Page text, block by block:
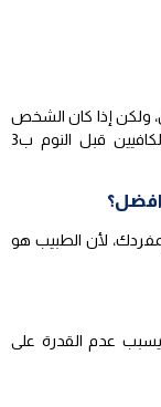
ولكن إذا كان الشخص
يرغب في النوم يجب أن لا يتناول مستخلصات الكافيين قبل النوم ب3
لأن الطبيب هو
يسبب عدم القدرة على